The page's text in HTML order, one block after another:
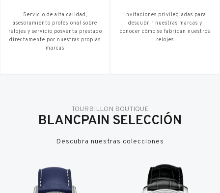
Servicio de alta calidad,
asesoramiento profesional sobre
relojes y servicio posventa prestado
directamente por nuestras propias
marcas
Invitaciones privilegiadas para
descubrir nuestras marcas y
conocer cómo se fabrican nuestros
relojes
TOURBILLON BOUTIQUE
BLANCPAIN SELECCIÓN
Descubra nuestras colecciones